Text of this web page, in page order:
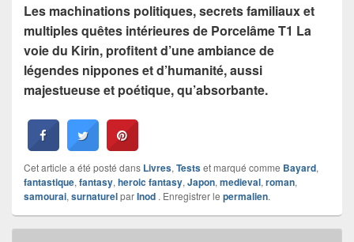
Les machinations politiques, secrets familiaux et
multiples quêtes intérieures de Porcelâme T1 La
voie du Kirin, profitent d’une ambiance de
légendes nippones et d’humanité, aussi
majestueuse et poétique, qu’absorbante.
Cet article a été posté dans Livres, Testset marqué comme Bayard,
fantastique, fantasy, heroic fantasy, Japon, medieval, roman,
samourai, surnaturelparInod . Enregistrer le permalien.